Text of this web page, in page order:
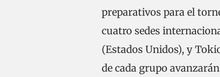
preparativos para el
cuatro sedes
(Estados Unidos), y
de cada grupo